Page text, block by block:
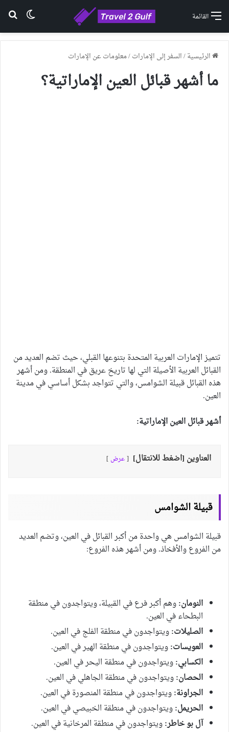
القائمة
الرئيسية/السفر إلى الإمارات/معلومات عن الإمارات
ما أشهر قبائل العين الإماراتية؟
تتميز الإمارات العربية المتحدة بتنوعها القبلي، حيث تضم العديد من
القبائل العربية الأصيلة التي لها تاريخ عريق في المنطقة. ومن أشهر
هذه القبائل قبيلة الشوامس، والتي تتواجد بشكل أساسي في مدينة
العين.
أشهر قبائل العين الإماراتية:
العناوين [اضغط للانتقال] عرض
قبيلة الشوامس
قبيلة الشوامس هي واحدة من أكبر القبائل في العين، وتضم العديد
من الفروع والأفخاذ. ومن أشهر هذه الفروع:
النومان:وهم أكبر فرع في القبيلة، ويتواجدون في منطقة
البطحاء في العين.
الصليلات:ويتواجدون في منطقة الفلج في العين.
العويسات:ويتواجدون في منطقة الهير في العين.
الكسابي:ويتواجدون في منطقة اليحر في العين.
الحصان:ويتواجدون في منطقة الجاهلي في العين.
الجراونة:ويتواجدون في منطقة المنصورة في العين.
الحريمل:ويتواجدون في منطقة الخبيصي في العين.
آل بو خاطر:ويتواجدون في منطقة المرخانية في العين.